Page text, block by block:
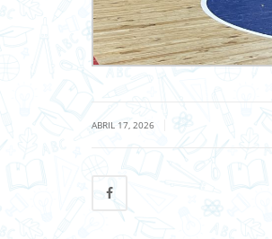
ABRIL 17, 2026